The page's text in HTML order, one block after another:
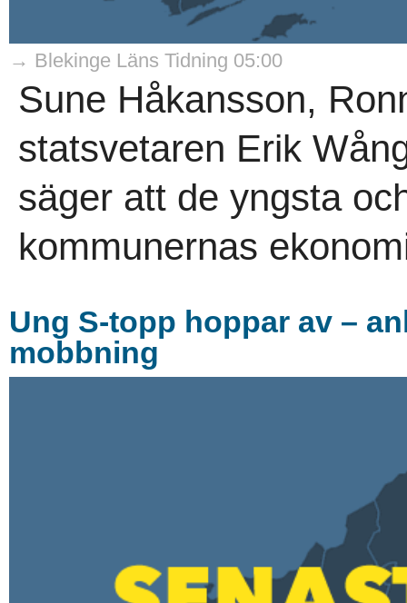
→ Blekinge Läns Tidning 05:00
Sune Håkansson,
statsvetaren Erik
säger att de yngsta
kommunernas
Ung S-topp hoppar av –
mobbning